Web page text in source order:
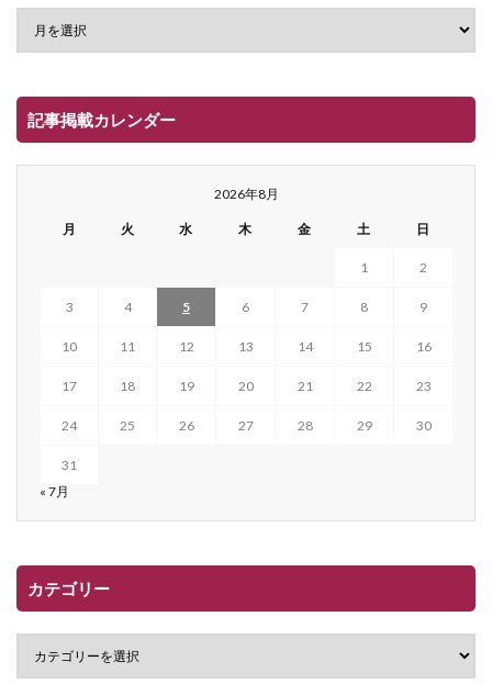
記事掲載カレンダー
2026年8月
月 火 水 木 金 土 日
1 2
3 4 5 6 7 8 9
10 11 12 13 14 15 16
17 18 19 20 21 22 23
24 25 26 27 28 29 30
31
« 7月
カテゴリー